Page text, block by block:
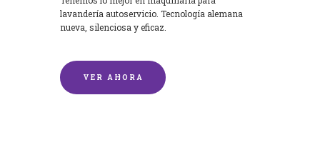
lavandería autoservicio. Tecnología alemana
nueva, silenciosa y eficaz.
VER AHORA